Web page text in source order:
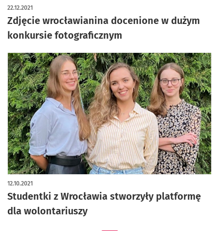
Zdjęcie wrocławianina docenione w dużym
konkursie fotograficznym
22.12.2021
Studentki z Wrocławia stworzyły platformę
dla wolontariuszy
12.10.2021